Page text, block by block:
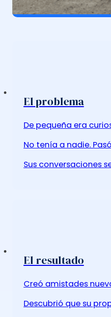
El problema
De pequeña era
No tenía a nadie.
Sus conversaciones
El resultado
Creó amistades
Descubrió que su